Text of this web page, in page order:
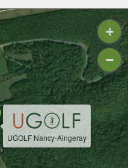
UGOLF Nancy-Aingeray
+
−